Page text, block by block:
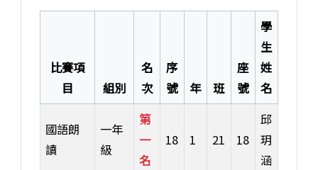
比賽項
目
組別
名
次
序
號
年 班
座
號
學
生
姓
名
國語朗
讀
一年
級
第
一
名
18 1 21 18
邱
玥
涵